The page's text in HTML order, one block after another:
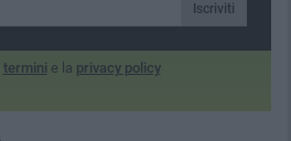
Iscriviti
termini e la privacy policy